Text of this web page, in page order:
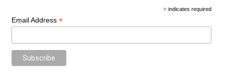
* indicates required
Email Address *